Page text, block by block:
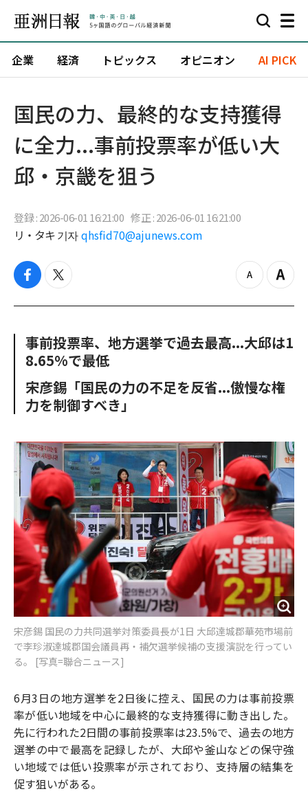
企業 経済 トピックス オピニオン AI PICK
国民の力、最終的な支持獲得
に全力...事前投票率が低い大
邱・京畿を狙う
登録 : 2026-06-01 16:21:00 修正 : 2026-06-01 16:21:00
リ・タキ 기자 qhsfid70@ajunews.com
f
c
b
o
o
t
i
e
r
z
o
u
Z
o
n
事前投票率、地方選挙で過去最高...大邱は1
8.65%で最低
宋彦錫「国民の力の不足を反省...傲慢な権
力を制御すべき」
宋彦錫 国民の力共同選挙対策委員長が1日 大邱達城郡華苑市場前
で李珍淑達城郡国会議員再・補欠選挙候補の支援演説を行ってい
る。 [写真=聯合ニュース]
6月3日の地方選挙を2日後に控え、国民の力は事前投票
率が低い地域を中心に最終的な支持獲得に動き出した。
先に行われた2日間の事前投票率は23.5%で、過去の地方
選挙の中で最高を記録したが、大邱や釜山などの保守強
い地域では低い投票率が示されており、支持層の結集を
促す狙いがある。